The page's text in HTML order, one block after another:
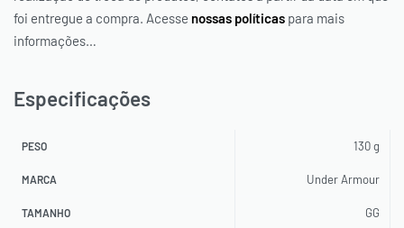
foi entregue a compra. Acesse nossas políticas para mais
informações…
Especificações
PESO 130 g
MARCA Under Armour
TAMANHO GG